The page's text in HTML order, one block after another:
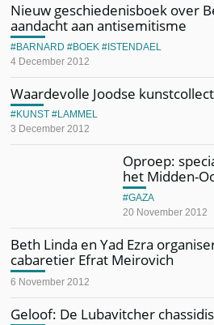
Nieuw geschiedenisboek over
aandacht aan antisemitisme
4 December 2012
BARNARD BOEK ISTENDAEL
Waardevolle Joodse
3 December 2012
KUNST LAMMEL
Oproep:
het Midden-
20 November 2012
GAZA
Beth Linda en Yad Ezra
cabaretier Efrat Meirovich
6 November 2012
Geloof: De Lubavitcher